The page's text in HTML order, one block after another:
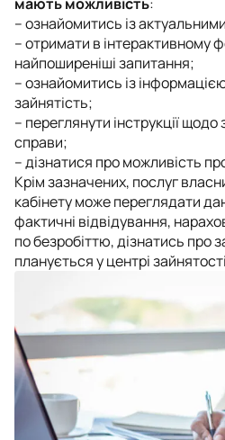
мають можливість:
– ознайомитись із
– отримати в інтерактивному
найпоширеніші запитання;
– ознайомитись із
зайнятість;
– переглянути інструкції
справи;
– дізнатися про можливість
Крім зазначених, послуг
кабінету може переглядати
фактичні відвідування,
по безробіттю, дізнатись про
планується у центрі